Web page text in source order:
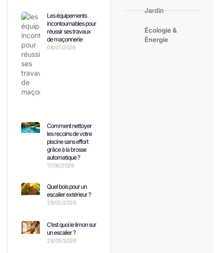
Les équipements
incontournables pour
réussir ses travaux
de maçonnerie
08/07/2026
Comment nettoyer
les recoins de votre
piscine sans effort
grâce à la brosse
automatique ?
17/06/2026
Quel bois pour un
escalier extérieur ?
29/05/2026
C’est quoi le limon sur
un escalier ?
28/05/2026
Jardin
Écologie &
Énergie